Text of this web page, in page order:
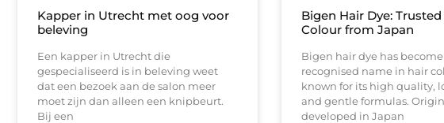
Kapper in Utrecht met oog voor
beleving
Een kapper in Utrecht die
gespecialiseerd is in beleving weet
dat een bezoek aan de salon meer
moet zijn dan alleen een knipbeurt.
Bij een
Bigen Hair Dye:
Colour from Japan
Bigen hair dye has
recognised name in hair
known for its high quality,
and gentle formulas.
developed in Japan